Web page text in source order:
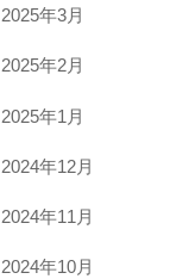
2025年3月
2025年2月
2025年1月
2024年12月
2024年11月
2024年10月